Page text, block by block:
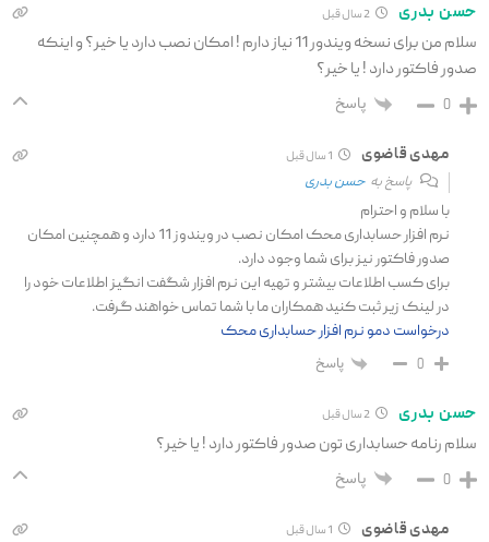
حسن بدری
سلام من برای نسخه ویندور 11 نیاز دارم ! امکان نصب دارد یا خیر؟ و اینکه
صدور فاکتور دارد ! یا خیر؟
0 پاسخ
مهدی قاضوی
پاسخ به حسن بدری
با سلام و احترام
نرم افزار حسابداری محک امکان نصب در ویندوز 11 دارد و همچنین امکان
صدور فاکتور نیز برای شما وجود دارد.
برای کسب اطلاعات بیشتر و تهیه این نرم افزار شگفت انگیز اطلاعات خود را
در لینک زیر ثبت کنید همکاران ما با شما تماس خواهند گرفت.
درخواست دمو نرم افزار حسابداری محک
0 پاسخ
حسن بدری
سلام رنامه حسابداری تون صدور فاکتور دارد ! یا خیر؟
0 پاسخ
مهدی قاضوی